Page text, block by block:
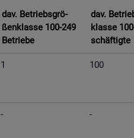
dav. Be­triebs­grö­
ßen­klas­se 100-249
Be­trie­be
dav.
klas­se
schäf­tig­te
1 100
- -